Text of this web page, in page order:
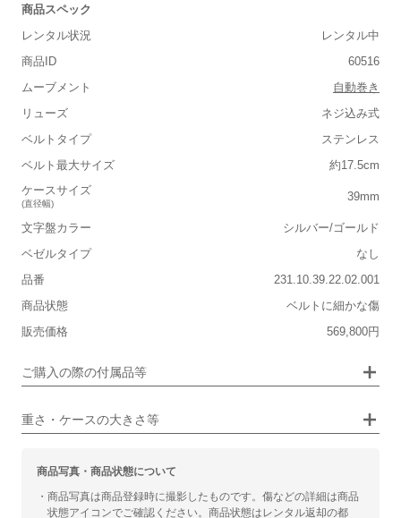
商品スペック
レンタル状況
レンタル中
商品ID
60516
ムーブメント
自動巻き
リューズ
ネジ込み式
ベルトタイプ
ステンレス
ベルト最大サイズ
約17.5cm
ケースサイズ
(直径幅)
39mm
文字盤カラー
シルバー/ゴールド
ベゼルタイプ
なし
品番
231.10.39.22.02.001
商品状態
ベルトに細かな傷
販売価格
569,800円
ご購入の際の付属品等
保証書
箱
あり
重さ・ケースの大きさ等
■重さ(ベルト込み)
■ケースの大きさ
小さい 大きい
■装飾感
カジュアル ビジネス
商品写真・商品状態について
・商品写真は商品登録時に撮影したものです。傷などの詳細は商品
状態アイコンでご確認ください。商品状態はレンタル返却の都